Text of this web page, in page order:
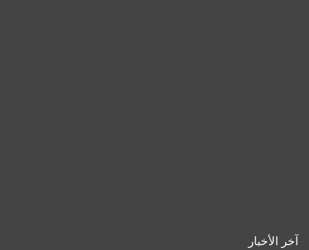
آخر الأخبار